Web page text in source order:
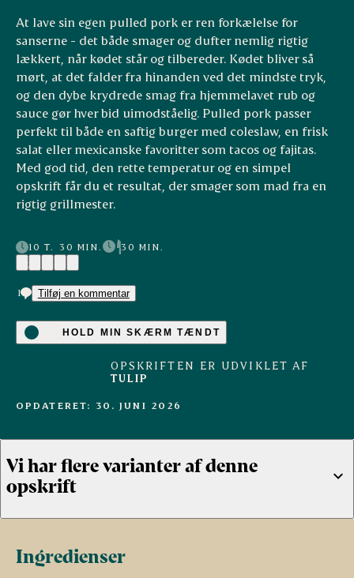
At lave sin egen pulled pork er ren forkælelse for
sanserne - det både smager og dufter nemlig rigtig
lækkert, når kødet står og tilbereder. Kødet bliver så
mørt, at det falder fra hinanden ved det mindste tryk,
og den dybe krydrede smag fra hjemmelavet rub og
sauce gør hver bid uimodståelig. Pulled pork passer
perfekt til både en saftig burger med coleslaw, en frisk
salat eller mexicanske favoritter som tacos og fajitas.
Med god tid, den rette temperatur og en simpel
opskrift får du et resultat, der smager som mad fra en
rigtig grillmester.
10 T. 30 MIN.
30 MIN.
(2)
1 Tilføj en kommentar
HOLD MIN SKÆRM TÆNDT
OPSKRIFTEN ER UDVIKLET AF
TULIP
OPDATERET: 30. JUNI 2026
Vi har flere varianter af denne
opskrift
(5)
Ingredienser